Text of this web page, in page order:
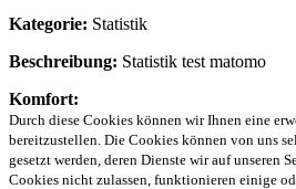
Kategorie: Statistik
Beschreibung: Statistik test matomo
Komfort:
Durch diese Cookies können wir Ihnen eine
bereitzustellen. Die Cookies können von uns
gesetzt werden, deren Dienste wir auf unseren
Cookies nicht zulassen, funktionieren einige